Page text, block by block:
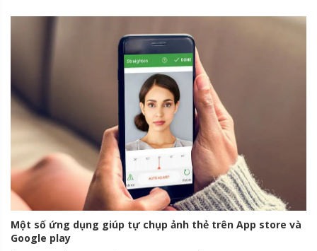
Một số ứng dụng giúp tự chụp ảnh thẻ trên App store và
Google play